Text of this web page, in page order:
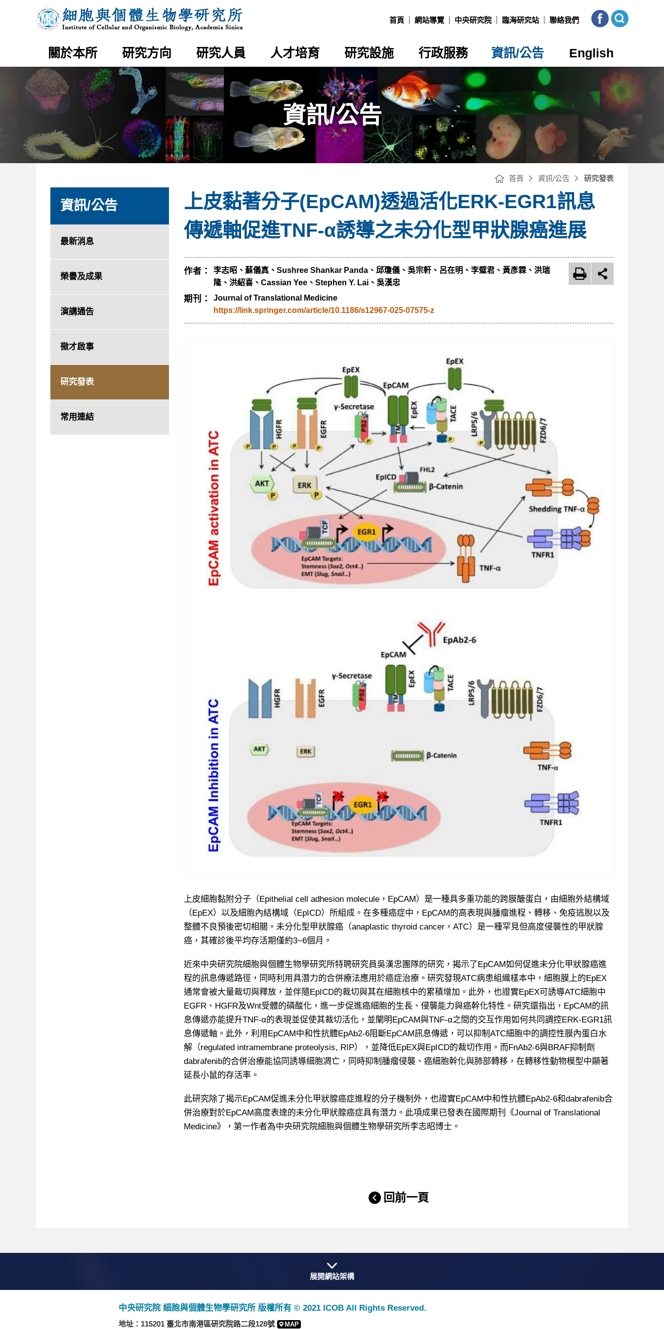
TFI
specifies
the
medial
entorhinal
cortex
induces
differential
to
determine
the
integrity
of
its
boundary
with
neocortex
研
究
院
細
研
究
所
首頁 網站導覽 中央研究院 臨海研究站 聯絡我們
本
所
FB
展
開
網
站
關於本所 研究方向 研究人員 人才培育 研究設施 行政服務 資訊/公告 English
資訊/公告
首頁 資訊/公告 研究發表
資訊/公告
最新消息
榮譽及成果
演講通告
徵才啟事
研究發表
常用連結
上皮黏著分子(EpCAM)透過活化ERK-EGR1訊息
傳遞軸促進TNF-α誘導之未分化型甲狀腺癌進展
作者：
李志昭、蘇儀真、Sushree Shankar Panda、邱瓊儀、吳宗軒、呂在明、李璧君、黃彥霖、洪瑞
隆、洪紹喜、Cassian Yee、Stephen Y. Lai、吳漢忠
期刊：
Journal of Translational Medicine
https://link.springer.com/article/10.1186/s12967-025-07575-z
上皮細胞黏附分子（Epithelial cell adhesion molecule，EpCAM）是一種具多重功能的跨膜醣蛋白，由細胞外結構域
（EpEX）以及細胞內結構域（EpICD）所組成。在多種癌症中，EpCAM的高表現與腫瘤進程、轉移、免疫逃脫以及
整體不良預後密切相關。未分化型甲狀腺癌（anaplastic thyroid cancer，ATC）是一種罕見但高度侵襲性的甲狀腺
癌，其確診後平均存活期僅約3~6個月。
近來中央研究院細胞與個體生物學研究所特聘研究員吳漢忠團隊的研究，揭示了EpCAM如何促進未分化甲狀腺癌進
程的訊息傳遞路徑，同時利用具潛力的合併療法應用於癌症治療。研究發現ATC病患組織樣本中，細胞膜上的EpEX
通常會被大量裁切與釋放，並伴隨EpICD的裁切與其在細胞核中的累積增加。此外，也證實EpEX可誘導ATC細胞中
EGFR、HGFR及Wnt受體的磷酸化，進一步促進癌細胞的生長、侵襲能力與癌幹化特性。研究還指出，EpCAM的訊
息傳遞亦能提升TNF-α的表現並促使其裁切活化，並闡明EpCAM與TNF-α之間的交互作用如何共同調控ERK-EGR1訊
息傳遞軸。此外，利用EpCAM中和性抗體EpAb2-6阻斷EpCAM訊息傳遞，可以抑制ATC細胞中的調控性膜內蛋白水
解（regulated intramembrane proteolysis, RIP），並降低EpEX與EpICD的裁切作用。而FnAb2-6與BRAF抑制劑
dabrafenib的合併治療能協同誘導細胞凋亡，同時抑制腫瘤侵襲、癌細胞幹化與肺部轉移，在轉移性動物模型中顯著
延長小鼠的存活率。
此研究除了揭示EpCAM促進未分化甲狀腺癌症進程的分子機制外，也證實EpCAM中和性抗體EpAb2-6和dabrafenib合
併治療對於EpCAM高度表達的未分化甲狀腺癌症具有潛力。此項成果已發表在國際期刊《Journal of Translational
Medicine》，第一作者為中央研究院細胞與個體生物學研究所李志昭博士。
回前一頁
展開網站架構
中央研究院 細胞與個體生物學研究所 版權所有 © 2021 ICOB All Rights Reserved.
地址：115201 臺北市南港區研究院路二段128號 MAP